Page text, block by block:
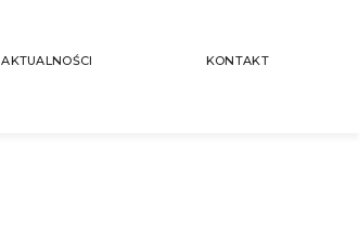
AKTUALNOŚCI KONTAKT